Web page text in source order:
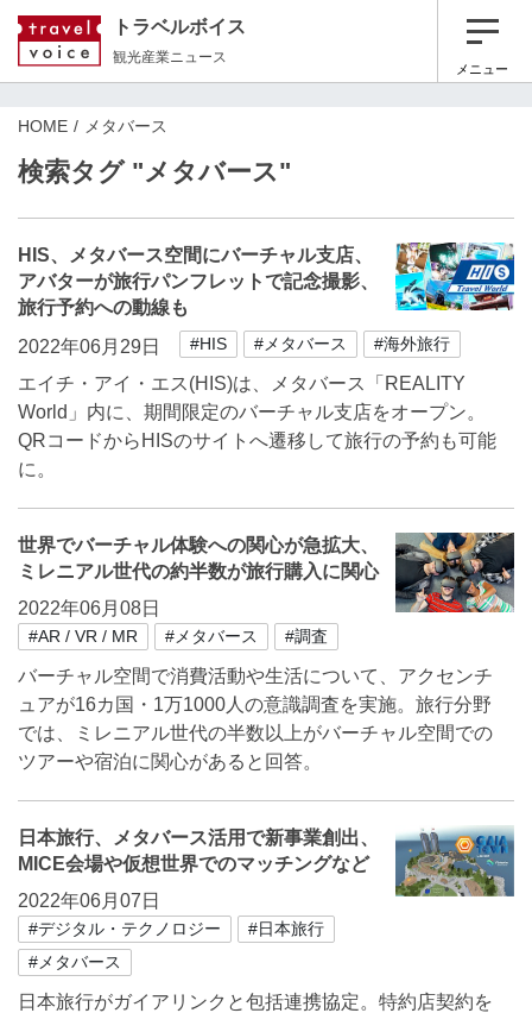
トラベルボイス
観光産業ニュース
メニュー
HOME メタバース
検索タグ "メタバース"
HIS、メタバース空間にバーチャル支店、
アバターが旅行パンフレットで記念撮影、
旅行予約への動線も
2022年06月29日
#HIS #メタバース #海外旅行
エイチ・アイ・エス(HIS)は、メタバース「REALITY
World」内に、期間限定のバーチャル支店をオープン。
QRコードからHISのサイトへ遷移して旅行の予約も可能
に。
世界でバーチャル体験への関心が急拡大、
ミレニアル世代の約半数が旅行購入に関心
2022年06月08日
#AR / VR / MR #メタバース #調査
バーチャル空間で消費活動や生活について、アクセンチ
ュアが16カ国・1万1000人の意識調査を実施。旅行分野
では、ミレニアル世代の半数以上がバーチャル空間での
ツアーや宿泊に関心があると回答。
日本旅行、メタバース活用で新事業創出、
MICE会場や仮想世界でのマッチングなど
2022年06月07日
#デジタル・テクノロジー
#日本旅行
#メタバース
日本旅行がガイアリンクと包括連携協定。特約店契約を